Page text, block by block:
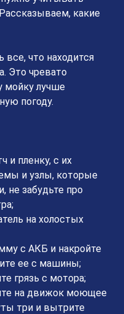
какие
что находится
Это чревато
мойку лучше
погоду.
и пленку, с их
и узлы, которые
не забудьте про
на холостых
с АКБ и накройте
ее с машины;
грязь с мотора;
на движок моющее
три и вытрите